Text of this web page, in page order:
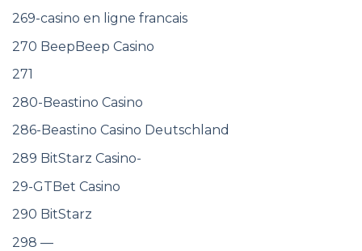
269-casino en ligne francais
270 BeepBeep Casino
271
280-Beastino Casino
286-Beastino Casino Deutschland
289 BitStarz Casino-
29-GTBet Casino
290 BitStarz
298 —